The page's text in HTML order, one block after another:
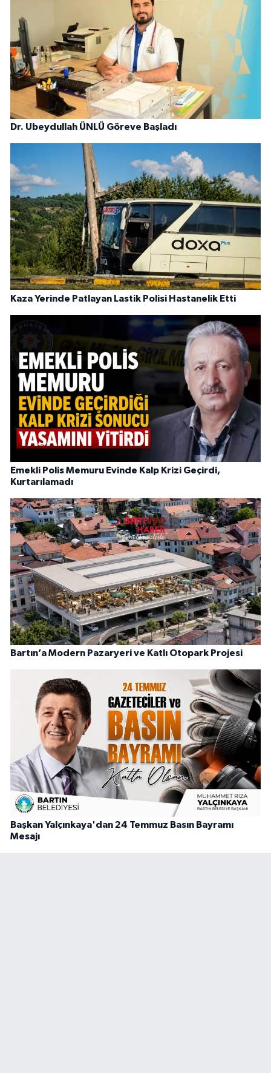
Dr. Ubeydullah ÜNLÜ Göreve Başladı
Kaza Yerinde Patlayan Lastik Polisi Hastanelik Etti
Emekli Polis Memuru Evinde Kalp Krizi Geçirdi,
Kurtarılamadı
Bartın’a Modern Pazaryeri ve Katlı Otopark Projesi
Başkan Yalçınkaya'dan 24 Temmuz Basın Bayramı
Mesajı